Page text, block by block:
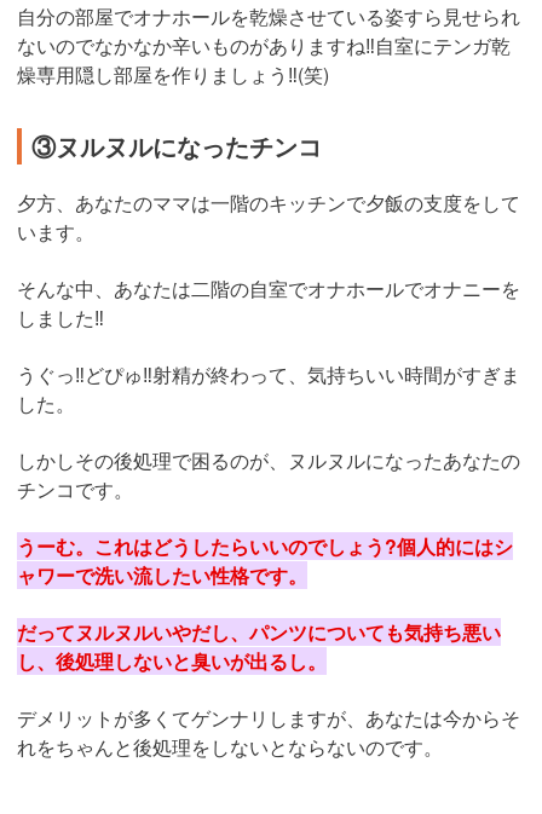
自分の部屋でオナホールを乾燥させている姿すら見せられ
ないのでなかなか辛いものがありますね‼︎自室にテンガ乾
燥専用隠し部屋を作りましょう‼︎(笑)
③ヌルヌルになったチンコ
夕方、あなたのママは一階のキッチンで夕飯の支度をして
います。
そんな中、あなたは二階の自室でオナホールでオナニーを
しました‼︎
うぐっ‼︎どぴゅ‼︎射精が終わって、気持ちいい時間がすぎま
した。
しかしその後処理で困るのが、ヌルヌルになったあなたの
チンコです。
うーむ。これはどうしたらいいのでしょう?個人的にはシ
ャワーで洗い流したい性格です。
だってヌルヌルいやだし、パンツについても気持ち悪い
し、後処理しないと臭いが出るし。
デメリットが多くてゲンナリしますが、あなたは今からそ
れをちゃんと後処理をしないとならないのです。